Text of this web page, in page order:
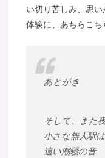
い切り苦しみ、思
体験に、あちらこち
あとがき
そして、また
小さな無人駅
遠い潮騒の音